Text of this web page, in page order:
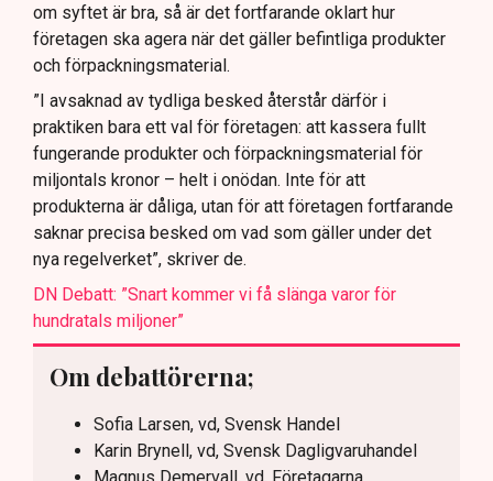
om syftet är bra, så är det fortfarande oklart hur
företagen ska agera när det gäller befintliga produkter
och förpackningsmaterial.
”I avsaknad av tydliga besked återstår därför i
praktiken bara ett val för företagen: att kassera fullt
fungerande produkter och förpackningsmaterial för
miljontals kronor – helt i onödan. Inte för att
produkterna är dåliga, utan för att företagen fortfarande
saknar precisa besked om vad som gäller under det
nya regelverket”, skriver de.
DN Debatt: ”Snart kommer vi få slänga varor för
hundratals miljoner”
Om debattörerna;
Sofia Larsen, vd, Svensk Handel
Karin Brynell, vd, Svensk Dagligvaruhandel
Magnus Demervall, vd, Företagarna